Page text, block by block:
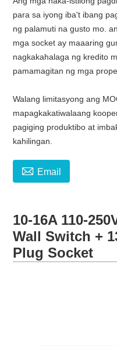
para sa iyong iba't ibang
ng palamuti na gusto mo.
mga socket ay maaaring
nagkakahalaga ng kredito
pamamagitan ng mga
Walang limitasyong ang
mapagkakatiwalaang
pagiging produktibo at
kahilingan.
 Email
10-16A 110-
Wall Switch +
Plug Socket